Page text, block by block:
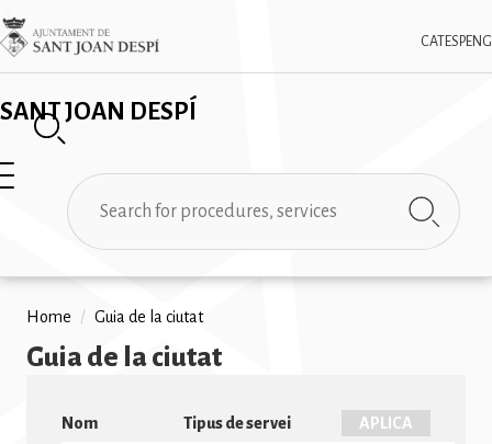
Skip
to
main
SANT JOAN DESPÍ
CAT ESPENG
Imatge
✕
Search
Breadcrumb
Home / Guia de la ciutat
Guia de la ciutat
Nom Tipus de servei